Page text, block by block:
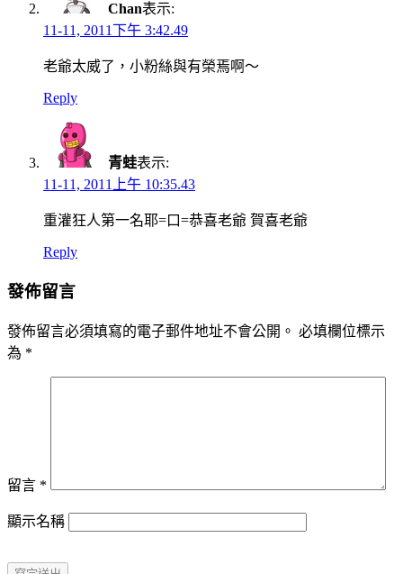
Chan表示:
11-11, 2011下午 3:42.49
老爺太威了，小粉絲與有榮焉啊～
Reply
青蛙表示:
11-11, 2011上午 10:35.43
重灌狂人第一名耶=口=恭喜老爺 賀喜老爺
Reply
發佈留言
發佈留言必須填寫的電子郵件地址不會公開。 必填欄位標示
為 *
留言 *
顯示名稱